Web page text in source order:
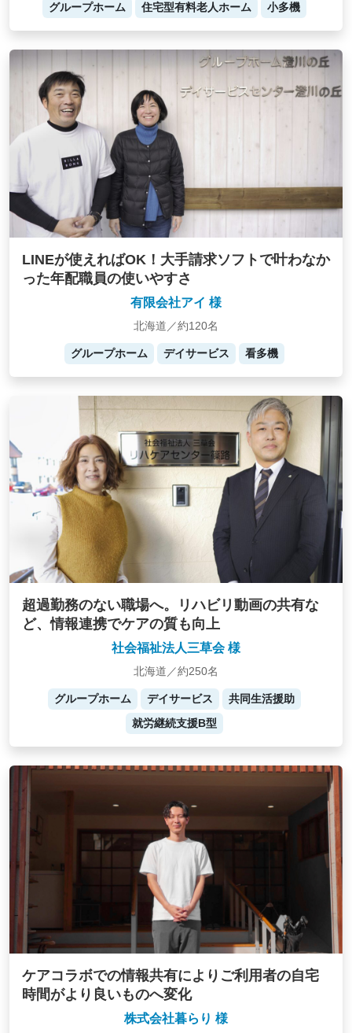
グループホーム 住宅型有料老人ホーム 小多機
LINEが使えればOK！大手請求ソフトで叶わなか
った年配職員の使いやすさ
有限会社アイ 様
北海道／約120名
グループホーム デイサービス 看多機
超過勤務のない職場へ。リハビリ動画の共有な
ど、情報連携でケアの質も向上
社会福祉法人三草会 様
北海道／約250名
グループホーム デイサービス
共同生活援助
就労継続支援B型
ケアコラボでの情報共有によりご利用者の自宅
時間がより良いものへ変化
株式会社暮らり 様